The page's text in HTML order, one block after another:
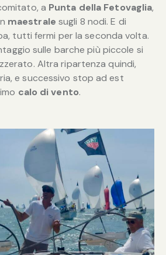
a Punta della Fetovaglia,
maestrale sugli 8 nodi. E di
tutti fermi per la seconda volta.
sulle barche più piccole si
Altra ripartenza quindi,
e successivo stop ad est
calo di vento.